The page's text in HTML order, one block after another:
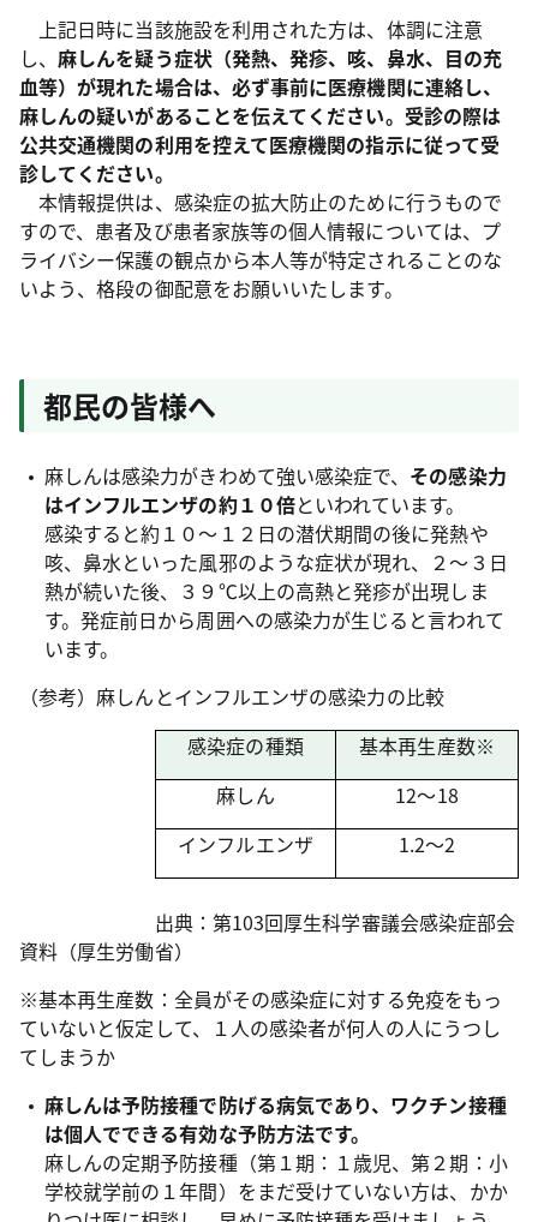
上記日時に当該施設を利用された方は、体調に注意
し、麻しんを疑う症状（発熱、発疹、咳、鼻水、目の充
血等）が現れた場合は、必ず事前に医療機関に連絡し、
麻しんの疑いがあることを伝えてください。受診の際は
公共交通機関の利用を控えて医療機関の指示に従って受
診してください。
本情報提供は、感染症の拡大防止のために行うもので
すので、患者及び患者家族等の個人情報については、プ
ライバシー保護の観点から本人等が特定されることのな
いよう、格段の御配意をお願いいたします。
都民の皆様へ
麻しんは感染力がきわめて強い感染症で、 その感染力
はインフルエンザの約１０倍といわれています。
感染すると約１０〜１２日の潜伏期間の後に発熱や
咳、鼻水といった風邪のような症状が現れ、２～３日
熱が続いた後、３９℃以上の高熱と発疹が出現しま
す。発症前日から周囲への感染力が生じると言われて
います。
（参考）麻しんとインフルエンザの感染力の比較
感染症の種類
基本再生産数※
麻しん
12～18
インフルエンザ
1.2～2
出典：第103回厚生科学審議会感染症部会
資料（厚生労働省）
※基本再生産数：全員がその感染症に対する免疫をもっ
ていないと仮定して、１人の感染者が何人の人にうつし
てしまうか
麻しんは予防接種で防げる病気であり、ワクチン接種
は個人でできる有効な予防方法です。
麻しんの定期予防接種（第１期：１歳児、第２期：小
学校就学前の１年間）をまだ受けていない方は、かか